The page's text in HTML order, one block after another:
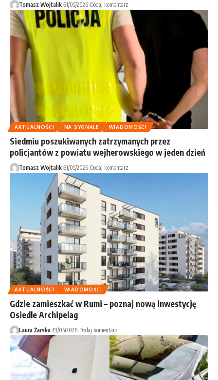
Tomasz Wojtalik 31/05/2026 Dodaj komentarz
AKTUALNOŚCI NA SYGNALE WIADOMOŚCI
Siedmiu poszukiwanych zatrzymanych przez
policjantów z powiatu wejherowskiego w jeden dzień
Tomasz Wojtalik 31/05/2026 Dodaj komentarz
AKTUALNOŚCI WIADOMOŚCI
Gdzie zamieszkać w Rumi – poznaj nową inwestycję
Osiedle Archipelag
Laura Żarska 19/05/2026 Dodaj komentarz